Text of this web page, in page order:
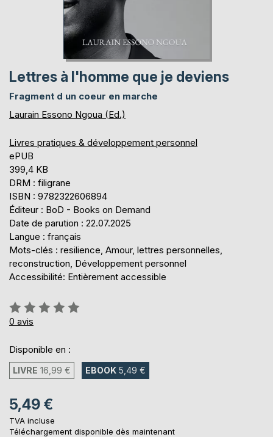
Lettres à l'homme que je deviens
Fragment d un coeur en marche
Laurain Essono Ngoua (Ed.)
Livres pratiques & développement personnel
ePUB
399,4 KB
DRM : filigrane
ISBN : 9782322606894
Éditeur : BoD - Books on Demand
Date de parution : 22.07.2025
Langue : français
Mots-clés : resilience, Amour, lettres personnelles,
reconstruction, Développement personnel
Accessibilité: Entièrement accessible
Évaluation:
0%
0 avis
Disponible en :
LIVRE 16,99 € EBOOK 5,49 €
5,49 €
TVA incluse
Téléchargement disponible dès maintenant